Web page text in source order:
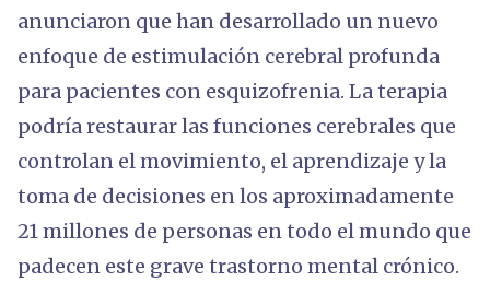
anunciaron que han desarrollado un nuevo
enfoque de estimulación cerebral profunda
para pacientes con esquizofrenia. La terapia
podría restaurar las funciones cerebrales que
controlan el movimiento, el aprendizaje y la
toma de decisiones en los aproximadamente
21 millones de personas en todo el mundo que
padecen este grave trastorno mental crónico.